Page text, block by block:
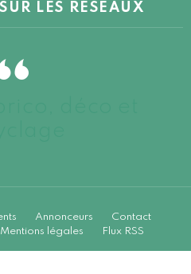
LES RÉSEAUX
Annonceurs
Contact
Mentions légales Flux RSS